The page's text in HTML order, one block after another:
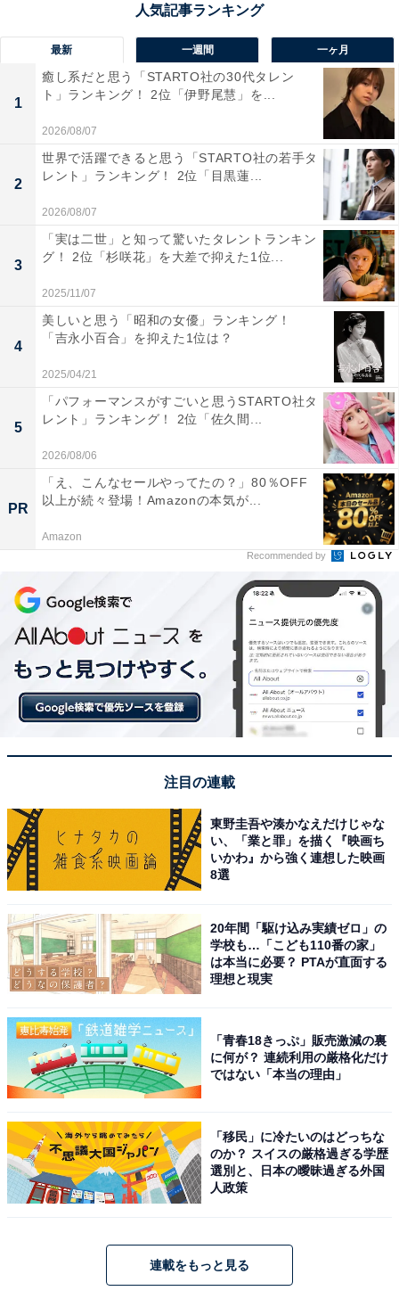
『冬のなんかさ、春のなんかね』に関する商品をAmazonで見る
1位：『パンチドランク・ウーマン -脱獄まであと
××日-』／93票
View this post on Instagram
1位には『パンチドランク・ウーマン -脱獄まであと××
て放送中の作品で、篠原涼子さんが主演を務めていま
す。
と男性受刑者が一緒に脱獄して逃亡するオリジナルスト
ーリーの「脱獄サスペンス」。まじめなベテラン女性刑
務官・冬木こずえを篠原さんが演じ、強盗殺人の罪で起
ています。
そのほかには、藤木直人さん、河内大和さん、宇梶剛士
さん、小関裕太さんなど演技派俳優が数多く出演。バラ
最新 一週間 一ヶ月
1
癒し系だと思う「STARTO社の30代タレン
ト」ランキング！ 2位「伊野尾慧」を...
2026/08/07
2
世界で活躍できると思う「STARTO社の若手タ
レント」ランキング！ 2位「目黒蓮...
2026/08/07
3
「実は二世」と知って驚いたタレントランキン
グ！ 2位「杉咲花」を大差で抑えた1位...
2025/11/07
4
美しいと思う「昭和の女優」ランキング！
「吉永小百合」を抑えた1位は？
2025/04/21
5
「パフォーマンスがすごいと思うSTARTO社タ
レント」ランキング！ 2位「佐久間...
2026/08/06
PR
「え、こんなセールやってたの？」80％OFF
以上が続々登場！Amazonの本気が...
Amazon
Recommended by
注目の連載
東野圭吾や湊かなえだけじゃな
い、「業と罪」を描く『映画ち
いかわ』から強く連想した映画
8選
20年間「駆け込み実績ゼロ」の
学校も…「こども110番の家」
は本当に必要？ PTAが直面する
理想と現実
「青春18きっぷ」販売激減の裏
に何が？ 連続利用の厳格化だけ
ではない「本当の理由」
「移民」に冷たいのはどっちな
のか？ スイスの厳格過ぎる学歴
選別と、日本の曖昧過ぎる外国
人政策
連載をもっと見る